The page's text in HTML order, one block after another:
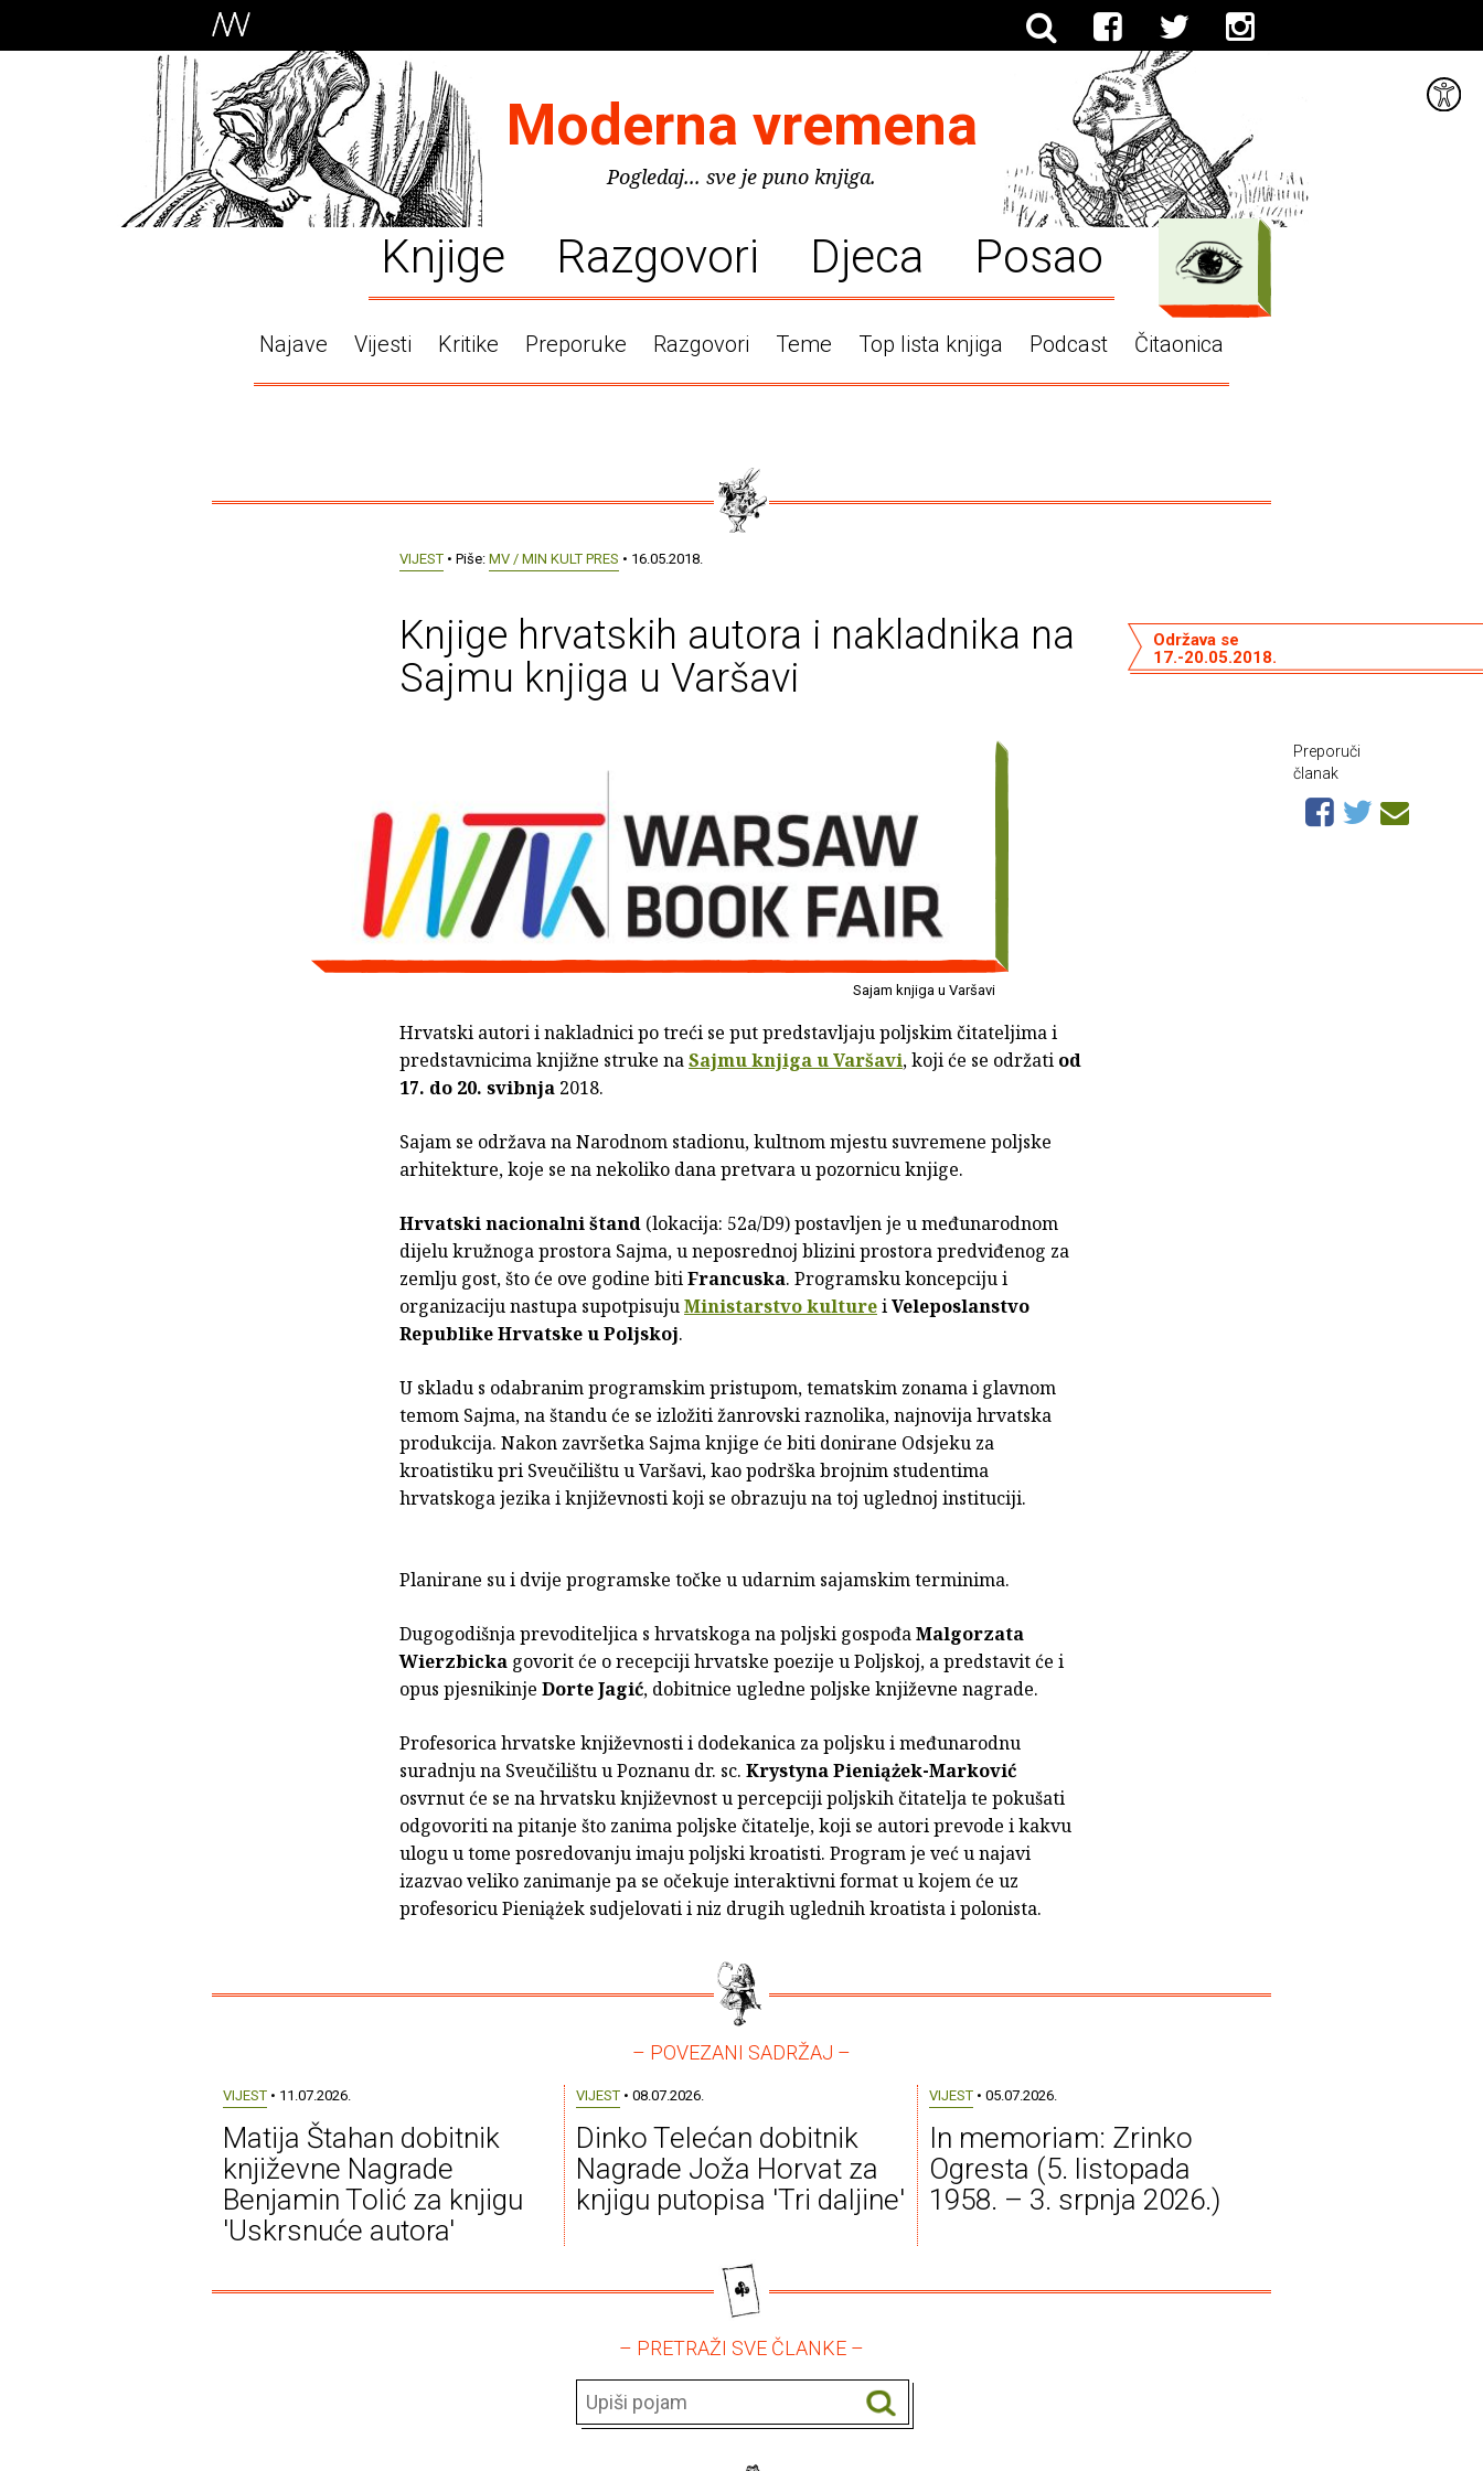
Moderna vremena
Pogledaj... sve je puno knjiga.
Knjige Razgovori Djeca Posao
Najave Vijesti Kritike Preporuke Razgovori Teme Top lista knjiga Podcast Čitaonica
VIJEST • Piše: MV / MIN KULT PRES • 16.05.2018.
Knjige hrvatskih autora i nakladnika na
Sajmu knjiga u Varšavi
Održava se
17.-20.05.2018.
Sajam knjiga u Varšavi
Hrvatski autori i nakladnici po treći se put predstavljaju poljskim čitateljima i
predstavnicima knjižne struke naSajmu knjiga u Varšavi, koji će se održati od
17. do 20. svibnja 2018.
Sajam se održava na Narodnom stadionu, kultnom mjestu suvremene poljske
arhitekture, koje se na nekoliko dana pretvara u pozornicu knjige.
Hrvatski nacionalni štand (lokacija: 52a/D9) postavljen je u međunarodnom
dijelu kružnoga prostora Sajma, u neposrednoj blizini prostora predviđenog za
zemlju gost, što će ove godine bitiFrancuska. Programsku koncepciju i
organizaciju nastupa supotpisujuMinistarstvo kultureiVeleposlanstvo
Republike Hrvatske u Poljskoj.
U skladu s odabranim programskim pristupom, tematskim zonama i glavnom
temom Sajma, na štandu će se izložiti žanrovski raznolika, najnovija hrvatska
produkcija. Nakon završetka Sajma knjige će biti donirane Odsjeku za
kroatistiku pri Sveučilištu u Varšavi, kao podrška brojnim studentima
hrvatskoga jezika i književnosti koji se obrazuju na toj uglednoj instituciji.
Planirane su i dvije programske točke u udarnim sajamskim terminima.
Dugogodišnja prevoditeljica s hrvatskoga na poljski gospođaMalgorzata
Wierzbicka govorit će o recepciji hrvatske poezije u Poljskoj, a predstavit će i
opus pjesnikinje Dorte Jagić, dobitnice ugledne poljske književne nagrade.
Profesorica hrvatske književnosti i dodekanica za poljsku i međunarodnu
suradnju na Sveučilištu u Poznanu dr. sc. Krystyna Pieniążek-Marković
osvrnut će se na hrvatsku književnost u percepciji poljskih čitatelja te pokušati
odgovoriti na pitanje što zanima poljske čitatelje, koji se autori prevode i kakvu
ulogu u tome posredovanju imaju poljski kroatisti. Program je već u najavi
izazvao veliko zanimanje pa se očekuje interaktivni format u kojem će uz
profesoricu Pieniążek sudjelovati i niz drugih uglednih kroatista i polonista.
Preporuči
članak
– POVEZANI SADRŽAJ –
VIJEST• 11.07.2026.
Matija Štahan dobitnik
književne Nagrade
Benjamin Tolić za knjigu
'Uskrsnuće autora'
VIJEST• 08.07.2026.
Dinko Telećan dobitnik
Nagrade Joža Horvat za
knjigu putopisa 'Tri daljine'
VIJEST• 05.07.2026.
In memoriam: Zrinko
Ogresta (5. listopada
1958. – 3. srpnja 2026.)
– PRETRAŽI SVE ČLANKE –